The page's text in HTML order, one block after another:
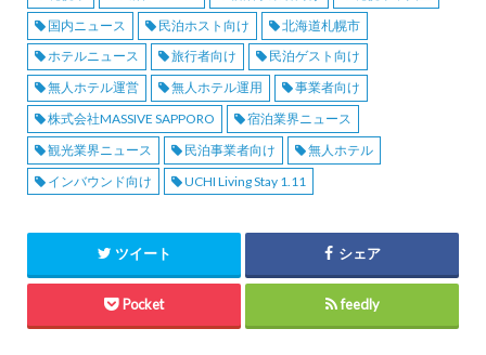
国内ニュース
民泊ホスト向け
北海道札幌市
ホテルニュース
旅行者向け
民泊ゲスト向け
無人ホテル運営
無人ホテル運用
事業者向け
株式会社MASSIVE SAPPORO
宿泊業界ニュース
観光業界ニュース
民泊事業者向け
無人ホテル
インバウンド向け
UCHI Living Stay 1.11
ツイート シェア
Pocket feedly